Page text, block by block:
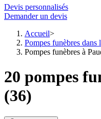
Devis personnalisés
Demander un devis
Accueil
Pompes funèbres dans
Pompes funèbres à
20 pompes
(36)